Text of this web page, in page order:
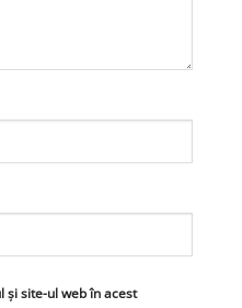
și site-ul web în acest